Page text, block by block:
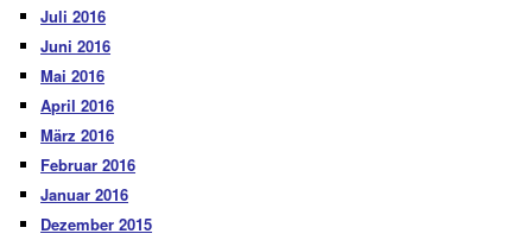
Juli 2016
Juni 2016
Mai 2016
April 2016
März 2016
Februar 2016
Januar 2016
Dezember 2015